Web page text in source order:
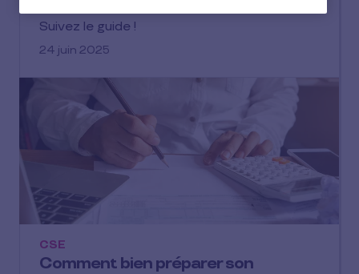
Suivez le guide !
24 juin 2025
Comment bien préparer son
CSE